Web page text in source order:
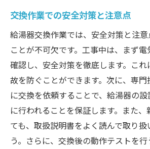
交換作業での安全対策と注意点
給湯器交換作業では、安全対策と注
ことが不可欠です。工事中は、まず
確認し、安全対策を徹底します。こ
故を防ぐことができます。次に、専
に交換を依頼することで、給湯器の
に行われることを保証します。また
ても、取扱説明書をよく読んで取り扱
う。さらに、交換後の動作テストを